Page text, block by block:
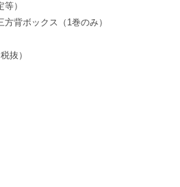
）
背ボックス（1巻のみ）
抜）